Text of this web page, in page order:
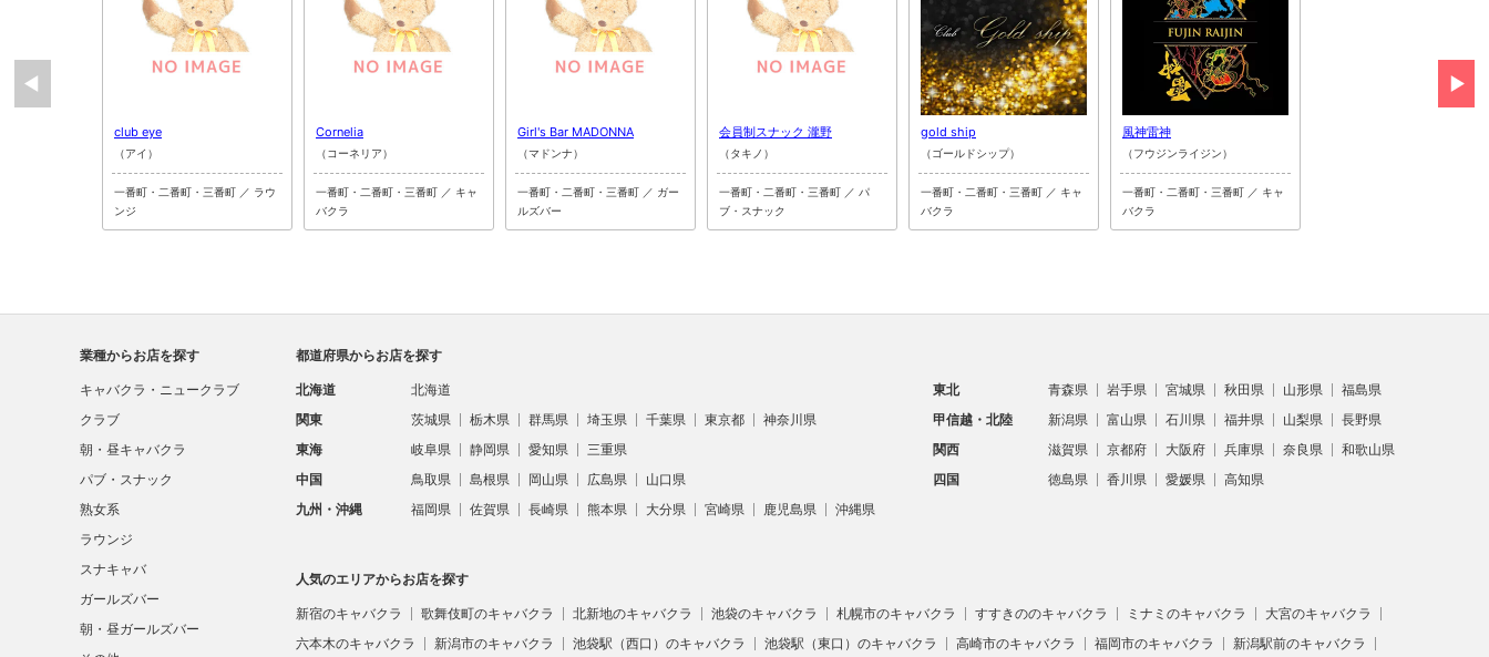
club eye
（アイ）
一番町・二番町・三番町 ／ ラウ
ンジ
Cornelia
（コーネリア）
一番町・二番町・三番町 ／ キャ
バクラ
Girl's Bar MADONNA
（マドンナ）
一番町・二番町・三番町 ／ ガー
ルズバー
会員制スナック 瀧野
（タキノ）
一番町・二番町・三番町 ／ パ
ブ・スナック
gold ship
（ゴールドシップ）
一番町・二番町・三番町 ／ キャ
バクラ
風神雷神
（フウジンライジン）
一番町・二番町・三番町 ／ キャ
バクラ
業種からお店を探す
キャバクラ・ニュークラブ
クラブ
朝・昼キャバクラ
パブ・スナック
熟女系
ラウンジ
スナキャバ
ガールズバー
朝・昼ガールズバー
都道府県からお店を探す
北海道 北海道 東北 青森県 岩手県 宮城県 秋田県 山形県
福島県
関東
茨城県 栃木県 群馬県 埼玉県 千葉県 東京都 神奈川県 甲信越・北陸 新潟県 富山県 石川県 福井県 山梨県
長野県
東海
岐阜県 静岡県 愛知県 三重県 関西 滋賀県 京都府 大阪府 兵庫県 奈良県
和歌山県
中国
鳥取県 島根県 岡山県 広島県 山口県 四国 徳島県 香川県 愛媛県
高知県
九州・沖縄
福岡県 佐賀県 長崎県 熊本県 大分県 宮崎県 鹿児島県 沖縄県
人気のエリアからお店を探す
新宿のキャバクラ 歌舞伎町のキャバクラ 北新地のキャバクラ 池袋のキャバクラ 札幌市のキャバクラ すすきののキャバクラ ミナミのキャバクラ
大宮のキャバクラ
六本木のキャバクラ
新潟市のキャバクラ 池袋駅（西口）のキャバクラ 池袋駅（東口）のキャバクラ 高崎市のキャバクラ 福岡市のキャバクラ 新潟駅前のキャバクラ